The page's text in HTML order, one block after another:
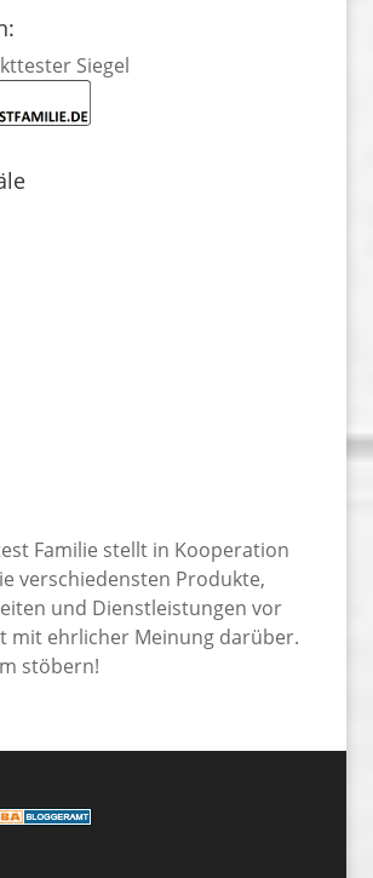
Siegel
Familie stellt in Kooperation
verschiedensten Produkte,
und Dienstleistungen vor
mit ehrlicher Meinung darüber.
stöbern!